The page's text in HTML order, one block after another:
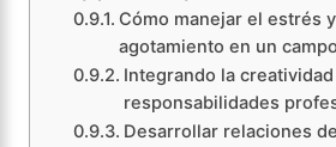
Cómo manejar el estrés
agotamiento en un
Integrando la
responsabilidades
Desarrollar relaciones